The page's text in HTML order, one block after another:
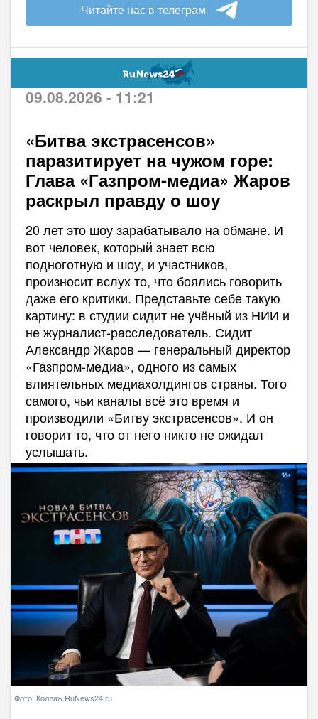
Читайте нас в телеграм
09.08.2026 - 11:21
«Битва экстрасенсов»
паразитирует на чужом горе:
Глава «Газпром-медиа» Жаров
раскрыл правду о шоу
20 лет это шоу зарабатывало на обмане. И
вот человек, который знает всю
подноготную и шоу, и участников,
произносит вслух то, что боялись говорить
даже его критики. Представьте себе такую
картину: в студии сидит не учёный из НИИ и
не журналист-расследователь. Сидит
Александр Жаров — генеральный директор
«Газпром-медиа», одного из самых
влиятельных медиахолдингов страны. Того
самого, чьи каналы всё это время и
производили «Битву экстрасенсов». И он
говорит то, что от него никто не ожидал
услышать.
Фото: Коллаж RuNews24.ru